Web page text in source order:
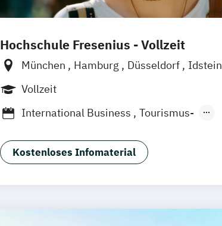
Hochschule Fresenius - Vollzeit
München Hamburg Düsseldorf Idstein
Frankfurt am Main
Vollzeit
International Business
Tourismus-
Kostenloses Infomaterial